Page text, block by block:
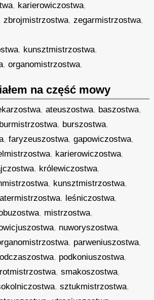
, karierowiczostwa,
zbrojmistrzostwa,zegarmistrzostwa,
, kunsztmistrzostwa,
,organomistrzostwa,
na część mowy
,ateuszostwa, baszostwa,
burmistrzostwa, burszostwa,
,faryzeuszostwa,gapowiczostwa,
, karierowiczostwa,
, królewiczostwa,
, kunsztmistrzostwa,
, leśniczostwa,
, mistrzostwa,
, nuworyszostwa,
, parweniuszostwa,
, podkoniuszostwa,
rotmistrzostwa,smakoszostwa,
,sztukmistrzostwa,